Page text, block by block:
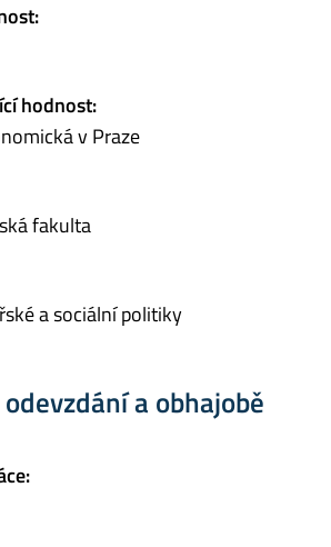
hodnost:
v Praze
fakulta
a sociální politiky
a obhajobě